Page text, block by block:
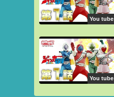
You tube
You tube